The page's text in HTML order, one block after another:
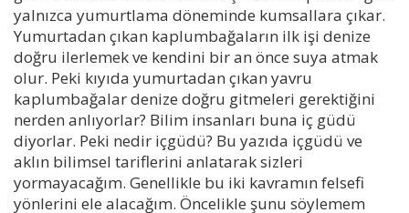
yalnızca yumurtlama döneminde kumsallara çıkar.
Yumurtadan çıkan kaplumbağaların ilk işi denize
doğru ilerlemek ve kendini bir an önce suya atmak
olur. Peki kıyıda yumurtadan çıkan yavru
kaplumbağalar denize doğru gitmeleri gerektiğini
nerden anlıyorlar? Bilim insanları buna iç güdü
diyorlar. Peki nedir içgüdü? Bu yazıda içgüdü ve
aklın bilimsel tariflerini anlatarak sizleri
yormayacağım. Genellikle bu iki kavramın felsefi
yönlerini ele alacağım. Öncelikle şunu söylemem